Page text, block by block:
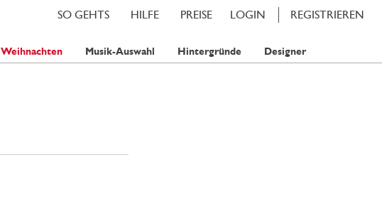
LOGIN REGISTRIEREN
PREISE
HILFE
SO GEHTS
Weihnachten Musik-Auswahl Hintergründe Designer